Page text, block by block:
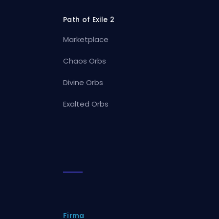
Path of Exile 2
Marketplace
Chaos Orbs
Divine Orbs
Exalted Orbs
Firma